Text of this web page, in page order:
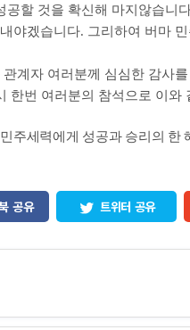
공할 것을 확신해 마지않습니
야겠습니다. 그리하여 버마
계자 여러분께 심심한 감사
한번 여러분의 참석으로 이와
주세력에게 성공과 승리의 한
공유 트위터 공유